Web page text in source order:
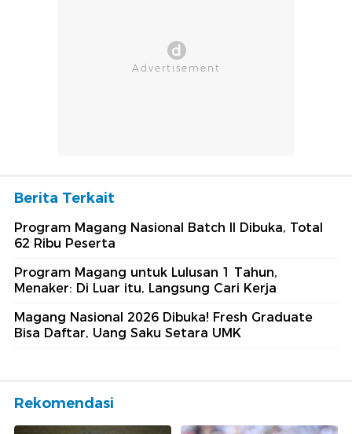
Berita Terkait
Program Magang Nasional Batch II Dibuka, Total
62 Ribu Peserta
Program Magang untuk Lulusan 1 Tahun,
Menaker: Di Luar itu, Langsung Cari Kerja
Magang Nasional 2026 Dibuka! Fresh Graduate
Bisa Daftar, Uang Saku Setara UMK
Rekomendasi